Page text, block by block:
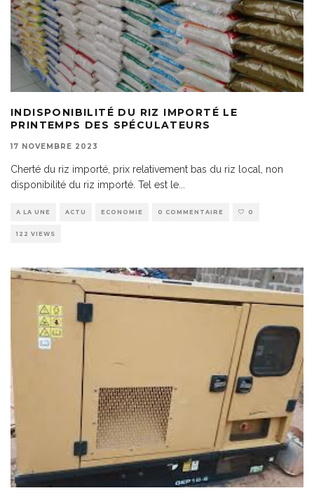
INDISPONIBILITÉ DU RIZ IMPORTÉ LE
PRINTEMPS DES SPÉCULATEURS
17 NOVEMBRE 2023
Cherté du riz importé, prix relativement bas du riz local, non
disponibilité du riz importé. Tel est le
A LA UNE ACTU ECONOMIE 0 COMMENTAIRE 0
122 VIEWS